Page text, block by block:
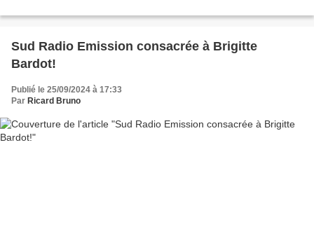
Sud Radio Emission consacrée à Brigitte
Bardot!
Publié le 25/09/2024 à 17:33
Par Ricard Bruno